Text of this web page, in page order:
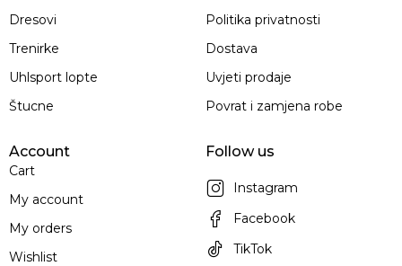
Dresovi
Trenirke
Uhlsport lopte
Štucne
Politika privatnosti
Dostava
Uvjeti prodaje
Povrat i zamjena robe
Account
Cart
My account
My orders
Wishlist
Follow us
Instagram
Facebook
TikTok